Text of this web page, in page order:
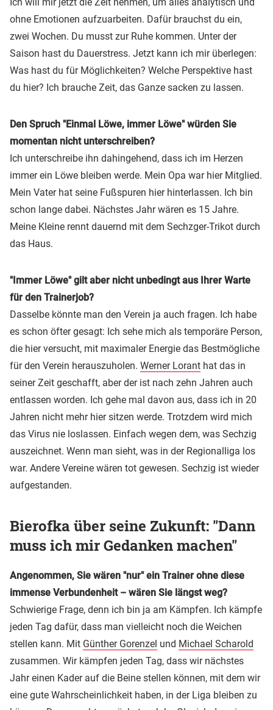
ohne Emotionen aufzuarbeiten. Dafür brauchst du ein,
zwei Wochen. Du musst zur Ruhe kommen. Unter der
Saison hast du Dauerstress. Jetzt kann ich mir überlegen:
Was hast du für Möglichkeiten? Welche Perspektive hast
du hier? Ich brauche Zeit, das Ganze sacken zu lassen.
Den Spruch "Einmal Löwe, immer Löwe" würden Sie
momentan nicht unterschreiben?
Ich unterschreibe ihn dahingehend, dass ich im Herzen
immer ein Löwe bleiben werde. Mein Opa war hier Mitglied.
Mein Vater hat seine Fußspuren hier hinterlassen. Ich bin
schon lange dabei. Nächstes Jahr wären es 15 Jahre.
Meine Kleine rennt dauernd mit dem Sechzger-Trikot durch
das Haus.
"Immer Löwe" gilt aber nicht unbedingt aus Ihrer Warte
für den Trainerjob?
Dasselbe könnte man den Verein ja auch fragen. Ich habe
es schon öfter gesagt: Ich sehe mich als temporäre Person,
die hier versucht, mit maximaler Energie das Bestmögliche
für den Verein herauszuholen. Werner Lorant hat das in
seiner Zeit geschafft, aber der ist nach zehn Jahren auch
entlassen worden. Ich gehe mal davon aus, dass ich in 20
Jahren nicht mehr hier sitzen werde. Trotzdem wird mich
das Virus nie loslassen. Einfach wegen dem, was Sechzig
auszeichnet. Wenn man sieht, was in der Regionalliga los
war. Andere Vereine wären tot gewesen. Sechzig ist wieder
aufgestanden.
Bierofka über seine Zukunft: "Dann
muss ich mir Gedanken machen"
Angenommen, Sie wären "nur" ein Trainer ohne diese
immense Verbundenheit – wären Sie längst weg?
Schwierige Frage, denn ich bin ja am Kämpfen. Ich kämpfe
jeden Tag dafür, dass man vielleicht noch die Weichen
stellen kann. Mit Günther Gorenzel und Michael Scharold
zusammen. Wir kämpfen jeden Tag, dass wir nächstes
Jahr einen Kader auf die Beine stellen können, mit dem wir
eine gute Wahrscheinlichkeit haben, in der Liga bleiben zu